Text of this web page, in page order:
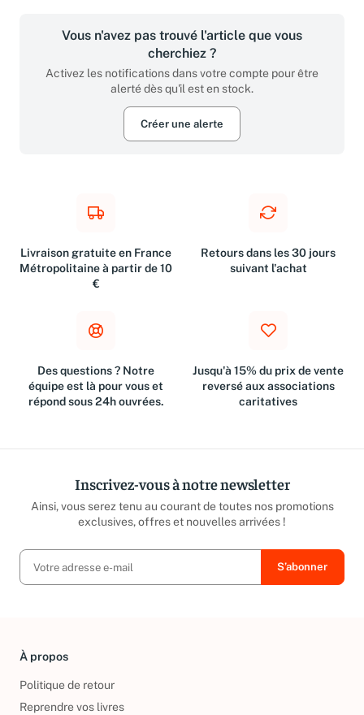
Vous n'avez pas trouvé l'article que vous
cherchiez ?
Activez les notifications dans votre compte pour être
alerté dès qu'il est en stock.
Créer une alerte
Livraison gratuite en France
Métropolitaine à partir de 10
€
Retours dans les 30 jours
suivant l'achat
Des questions ? Notre
équipe est là pour vous et
répond sous 24h ouvrées.
Jusqu'à 15% du prix de vente
reversé aux associations
caritatives
Inscrivez-vous à notre newsletter
Ainsi, vous serez tenu au courant de toutes nos promotions
exclusives, offres et nouvelles arrivées !
À propos
Politique de retour
Reprendre vos livres